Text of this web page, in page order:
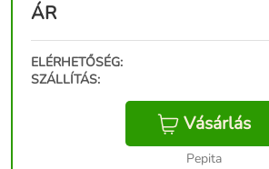
ÁR
ELÉRHETŐSÉG:
SZÁLLÍTÁS:
Vásárlás
Pepita